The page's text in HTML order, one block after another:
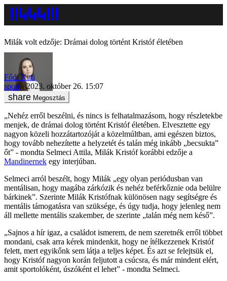
Milák volt edzője: Drámai dolog történt Kristóf életében
Fődi Kitti
sport
2023. október 26. 15:07
Megosztás
„Nehéz erről beszélni, és nincs is felhatalmazásom, hogy részletekbe
menjek, de drámai dolog történt Kristóf életében. Elvesztette egy
nagyon közeli hozzátartozóját a közelmúltban, ami egészen biztos,
hogy tovább nehezítette a helyzetét és talán még inkább „becsukta”
őt” - mondta Selmeci Attila, Milák Kristóf korábbi edzője a
Mandinernek egy interjúban.
Selmeci arról beszélt, hogy Milák „egy olyan periódusban van
mentálisan, hogy magába zárkózik és nehéz beférkőznie oda belülre
bárkinek”. Szerinte Milák Kristófnak különösen nagy segítségre és
mentális támogatásra van szüksége, és úgy tudja, hogy jelenleg nem
áll mellette mentális szakember, de szerinte „talán még nem késő”.
„Sajnos a hír igaz, a családot ismerem, de nem szeretnék erről többet
mondani, csak arra kérek mindenkit, hogy ne ítélkezzenek Kristóf
felett, mert egyikőnk sem látja a teljes képet. És azt se felejtsük el,
hogy Kristóf nagyon korán feljutott a csúcsra, és már mindent elért,
amit sportolóként, úszóként el lehet” - mondta Selmeci.